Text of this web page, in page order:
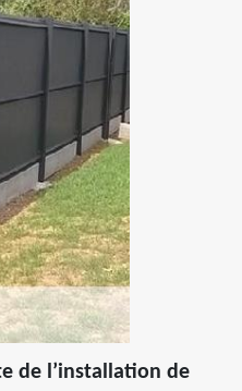
de l’installation de